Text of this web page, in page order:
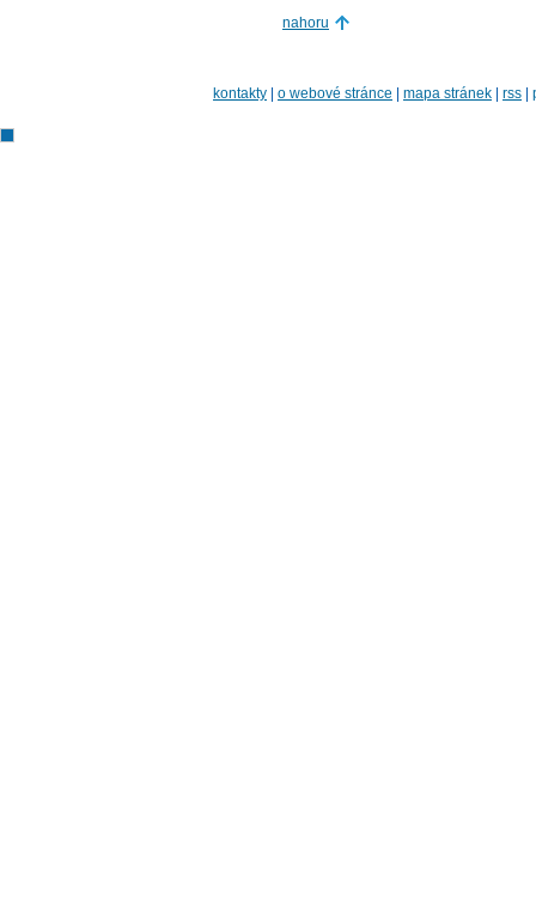
nahoru
kontakty | o webové stránce | mapa stránek | rss |